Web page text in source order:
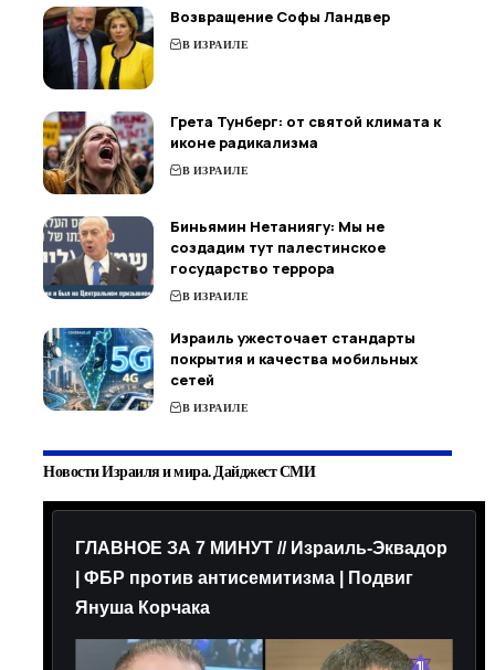
Возвращение Софы Ландвер
В ИЗРАИЛЕ
Грета Тунберг: от святой климата к
иконе радикализма
В ИЗРАИЛЕ
Биньямин Нетаниягу: Мы не
создадим тут палестинское
государство террора
В ИЗРАИЛЕ
Израиль ужесточает стандарты
покрытия и качества мобильных
сетей
В ИЗРАИЛЕ
Новости Израиля и мира. Дайджест СМИ